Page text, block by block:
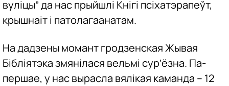
вуліцы” да нас прыйшлі Кнігі псіхатэрапеўт,
крышнаіт і патолагаанатам.
На дадзены момант гродзенская Жывая
Бібліятэка змянілася вельмі сур’ёзна. Па-
першае, у нас вырасла вялікая каманда – 12